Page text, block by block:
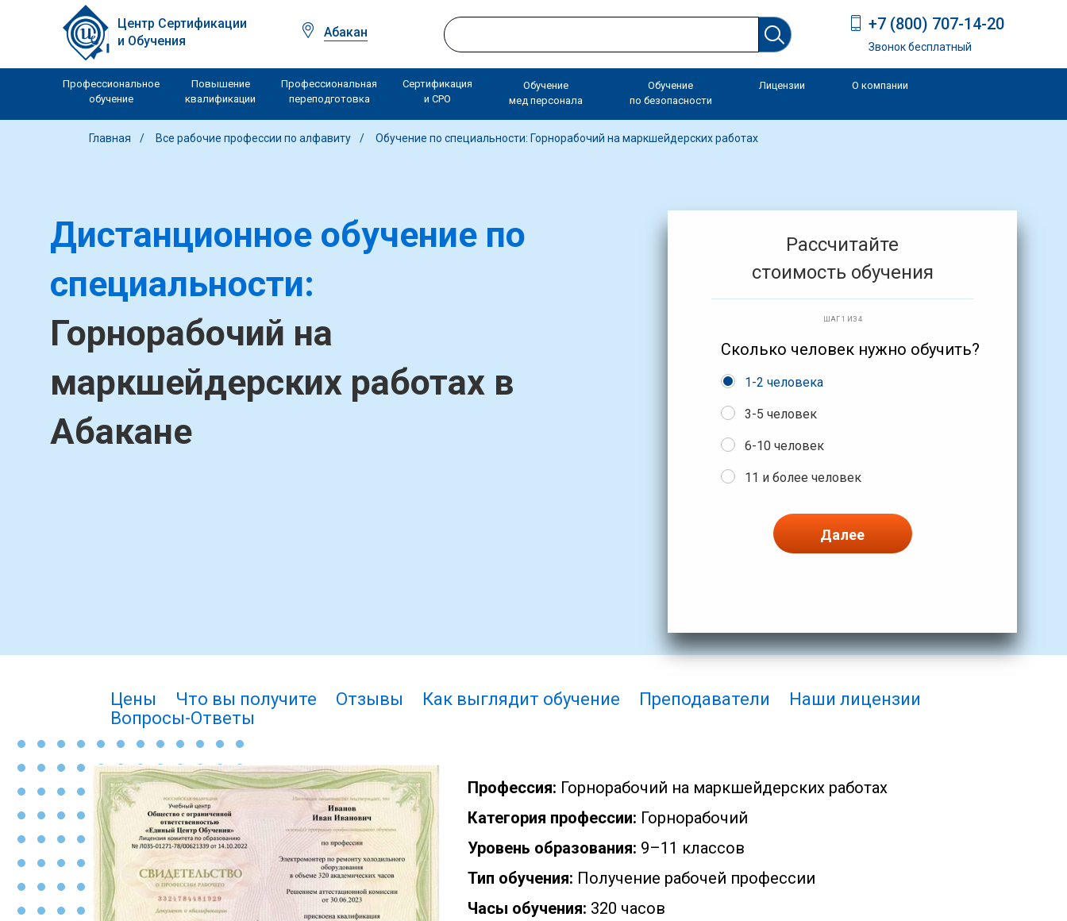
Центр Сертификации
и Обучения
Абакан +7 (800) 707-14-20
Звонок бесплатный
Профессиональное
обучение
Повышение
квалификации
Профессиональная
переподготовка
Сертификация
и СРО
Обучение
мед персонала
Обучение
по безопасности
Лицензии О компании
Главная Все рабочие профессии по алфавиту Обучение по специальности: Горнорабочий на маркшейдерских работах
Дистанционное обучение по
специальности:
Горнорабочий на
маркшейдерских работах в
Абакане
Рассчитайте
стоимость обучения
ШАГ 1 ИЗ 4
Сколько человек нужно обучить?
1-2 человека
3-5 человек
6-10 человек
11 и более человек
Далее
Цены Что вы получите Отзывы Как выглядит обучение Преподаватели
Наши лицензии
Вопросы-Ответы
Профессия: Горнорабочий на маркшейдерских работах
Категория профессии: Горнорабочий
Уровень образования: 9–11 классов
Тип обучения: Получение рабочей профессии
Часы обучения: 320 часов